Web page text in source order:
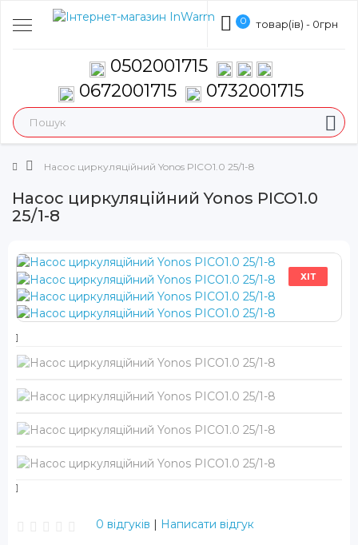
0 товар(ів) - 0грн
0502001715
0672001715
0732001715
Насос циркуляційний Yonos PICO1.0 25/1-8
Насос циркуляційний Yonos PICO1.0
25/1-8
ХІТ
0 відгуків Написати відгук